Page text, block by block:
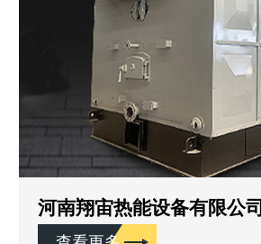
河南翔宙热能设备有限公司